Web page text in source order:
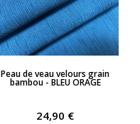
APERÇU RAPIDE
Peau de veau velours grain
bambou - BLEU ORAGE
24,90 €